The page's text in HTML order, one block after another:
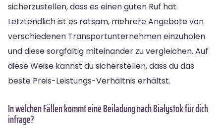
sicherzustellen, dass es einen guten Ruf hat.
Letztendlich ist es ratsam, mehrere Angebote von
verschiedenen Transportunternehmen einzuholen
und diese sorgfältig miteinander zu vergleichen. Auf
diese Weise kannst du sicherstellen, dass du das
beste Preis-Leistungs-Verhältnis erhältst.
In welchen Fällen kommt eine Beiladung nach Białystok für dich
infrage?